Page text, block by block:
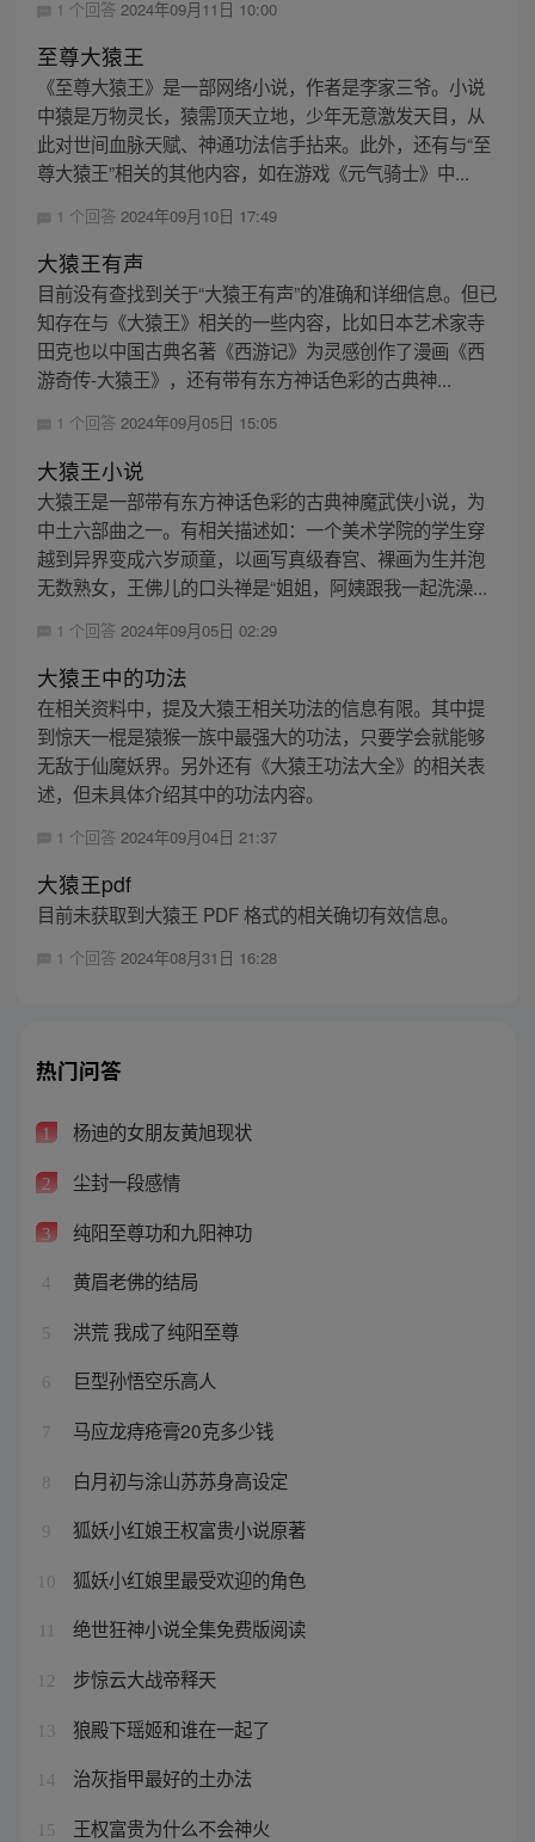
1 个回答 2024年09月11日 10:00
至尊大猿王
《至尊大猿王》是一部网络小说，作者是李家三爷。小说
中猿是万物灵长，猿需顶天立地，少年无意激发天目，从
此对世间血脉天赋、神通功法信手拈来。此外，还有与“至
尊大猿王”相关的其他内容，如在游戏《元气骑士》中...
1 个回答 2024年09月10日 17:49
大猿王有声
目前没有查找到关于“大猿王有声”的准确和详细信息。但已
知存在与《大猿王》相关的一些内容，比如日本艺术家寺
田克也以中国古典名著《西游记》为灵感创作了漫画《西
游奇传-大猿王》，还有带有东方神话色彩的古典神...
1 个回答 2024年09月05日 15:05
大猿王小说
大猿王是一部带有东方神话色彩的古典神魔武侠小说，为
中土六部曲之一。有相关描述如：一个美术学院的学生穿
越到异界变成六岁顽童，以画写真级春宫、裸画为生并泡
无数熟女，王佛儿的口头禅是“姐姐，阿姨跟我一起洗澡...
1 个回答 2024年09月05日 02:29
大猿王中的功法
在相关资料中，提及大猿王相关功法的信息有限。其中提
到惊天一棍是猿猴一族中最强大的功法，只要学会就能够
无敌于仙魔妖界。另外还有《大猿王功法大全》的相关表
述，但未具体介绍其中的功法内容。
1 个回答 2024年09月04日 21:37
大猿王pdf
目前未获取到大猿王 PDF 格式的相关确切有效信息。
1 个回答 2024年08月31日 16:28
热门问答
1 杨迪的女朋友黄旭现状
2 尘封一段感情
3 纯阳至尊功和九阳神功
4 黄眉老佛的结局
5 洪荒 我成了纯阳至尊
6 巨型孙悟空乐高人
7 马应龙痔疮膏20克多少钱
8 白月初与涂山苏苏身高设定
9 狐妖小红娘王权富贵小说原著
10 狐妖小红娘里最受欢迎的角色
绝世狂神小说全集免费版阅读
12 步惊云大战帝释天
13 狼殿下瑶姬和谁在一起了
14 治灰指甲最好的土办法
15 王权富贵为什么不会神火